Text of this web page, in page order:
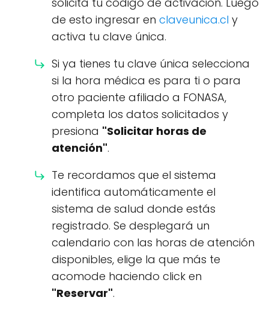
de esto ingresar en claveunica.cl y
activa tu clave única.
Si ya tienes tu clave única selecciona
si la hora médica es para ti o para
otro paciente afiliado a FONASA,
completa los datos solicitados y
presiona "Solicitar horas de
atención".
Te recordamos que el sistema
identifica automáticamente el
sistema de salud donde estás
registrado. Se desplegará un
calendario con las horas de atención
disponibles, elige la que más te
acomode haciendo click en
"Reservar".